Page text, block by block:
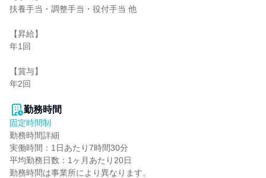
扶養手当・調整手当・役付手当 他
【昇給】
年1回
【賞与】
年2回
勤務時間
固定時間制
勤務時間詳細
実働時間：1日あたり7時間30分
平均勤務日数：1ヶ月あたり20日
勤務時間は事業所により異なります。